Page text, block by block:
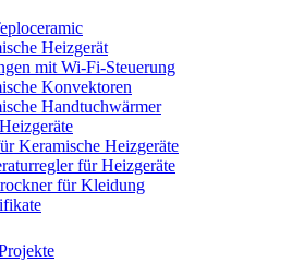
Heizgerät
mit Wi-Fi-Steuerung
Konvektoren
Handtuchwärmer
Keramische Heizgeräte
für Heizgeräte
für Kleidung